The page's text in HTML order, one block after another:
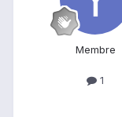
Membre
1